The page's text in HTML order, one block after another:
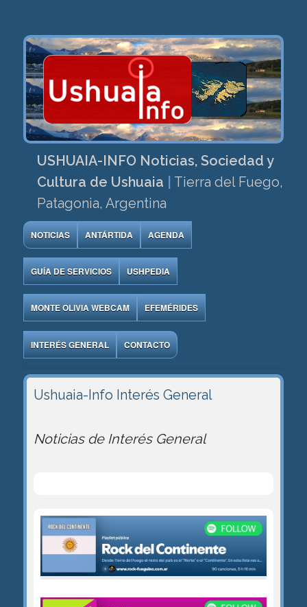
USHUAIA-INFO Noticias, Sociedad y
Cultura de Ushuaia
Tierra del Fuego,
Patagonia, Argentina
NOTICIAS ANTÁRTIDA AGENDA
GUÍA DE SERVICIOS USHPEDIA
MONTE OLIVIA WEBCAM EFEMÉRIDES
INTERÉS GENERAL CONTACTO
Ushuaia-Info Interés General
Noticias de Interés General